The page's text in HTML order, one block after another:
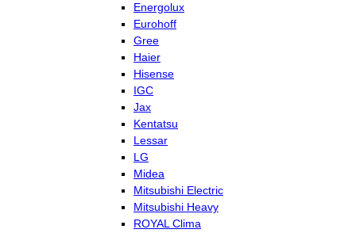
Energolux
Eurohoff
Gree
Haier
Hisense
IGC
Jax
Kentatsu
Lessar
LG
Midea
Mitsubishi Electric
Mitsubishi Heavy
ROYAL Clima